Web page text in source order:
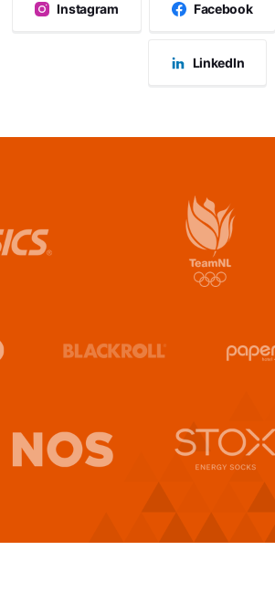
Instagram Facebook
LinkedIn